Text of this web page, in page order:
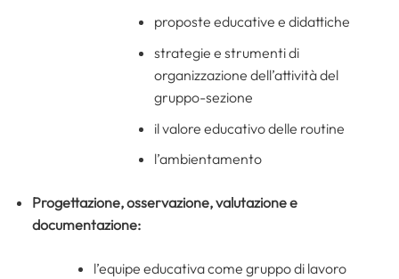
proposte educative e didattiche
strategie e strumenti di
organizzazione dell’attività del
gruppo-sezione
il valore educativo delle routine
l’ambientamento
Progettazione, osservazione, valutazione e
documentazione:
l’equipe educativa come gruppo di lavoro